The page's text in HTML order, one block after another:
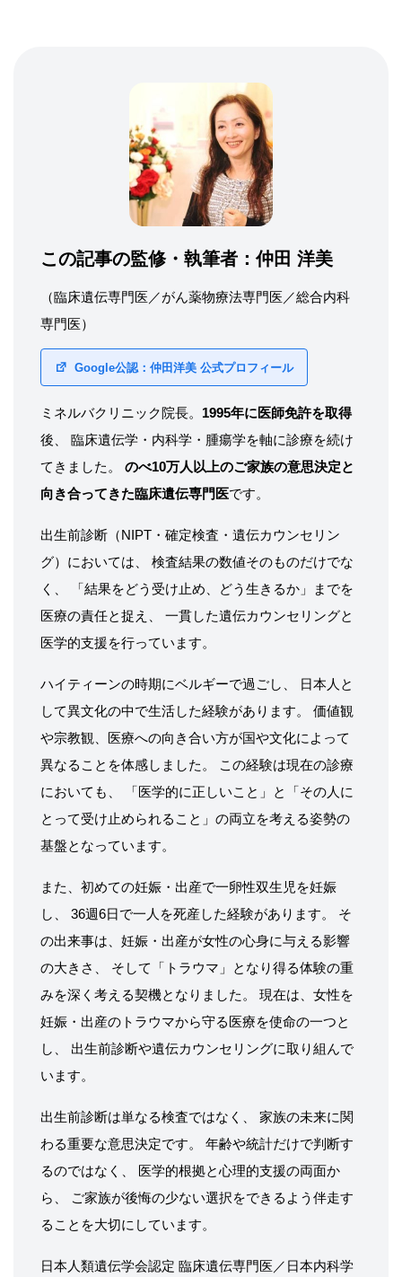
この記事の監修・執筆者：仲田 洋美
（臨床遺伝専門医／がん薬物療法専門医／総合内科
専門医）
Google公認：仲田洋美 公式プロフィール
ミネルバクリニック院長。 1995年に医師免許を取得
後、 臨床遺伝学・内科学・腫瘍学を軸に診療を続け
てきました。 のべ10万人以上のご家族の意思決定と
向き合ってきた臨床遺伝専門医です。
出生前診断（NIPT・確定検査・遺伝カウンセリン
グ）においては、 検査結果の数値そのものだけでな
く、 「結果をどう受け止め、どう生きるか」までを
医療の責任と捉え、 一貫した遺伝カウンセリングと
医学的支援を行っています。
ハイティーンの時期にベルギーで過ごし、 日本人と
して異文化の中で生活した経験があります。 価値観
や宗教観、医療への向き合い方が国や文化によって
異なることを体感しました。 この経験は現在の診療
においても、 「医学的に正しいこと」と「その人に
とって受け止められること」の両立を考える姿勢の
基盤となっています。
また、初めての妊娠・出産で一卵性双生児を妊娠
し、 36週6日で一人を死産した経験があります。 そ
の出来事は、妊娠・出産が女性の心身に与える影響
の大きさ、 そして「トラウマ」となり得る体験の重
みを深く考える契機となりました。 現在は、女性を
妊娠・出産のトラウマから守る医療を使命の一つと
し、 出生前診断や遺伝カウンセリングに取り組んで
います。
出生前診断は単なる検査ではなく、 家族の未来に関
わる重要な意思決定です。 年齢や統計だけで判断す
るのではなく、 医学的根拠と心理的支援の両面か
ら、 ご家族が後悔の少ない選択をできるよう伴走す
ることを大切にしています。
日本人類遺伝学会認定 臨床遺伝専門医／日本内科学